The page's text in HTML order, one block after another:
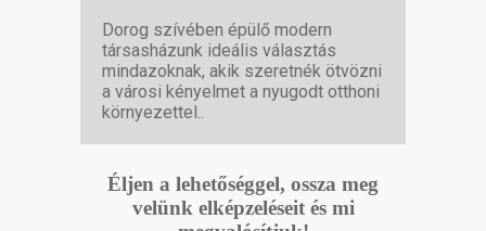
Dorog szívében épülő modern
társasházunk ideális választás
mindazoknak, akik szeretnék ötvözni
a városi kényelmet a nyugodt otthoni
környezettel..
Éljen a lehetőséggel, ossza meg
velünk elképzeléseit és mi